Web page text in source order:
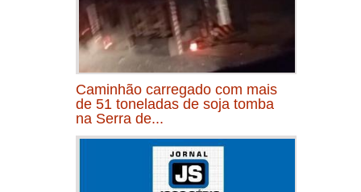
Caminhão carregado com mais
de 51 toneladas de soja tomba
na Serra de...